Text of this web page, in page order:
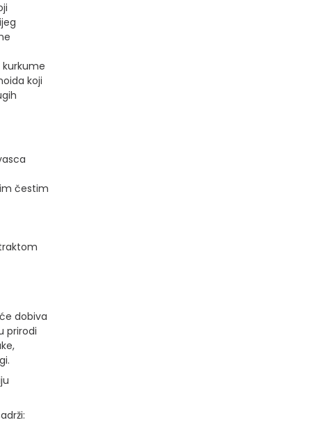
koji
čestim
dobiva
prirodi